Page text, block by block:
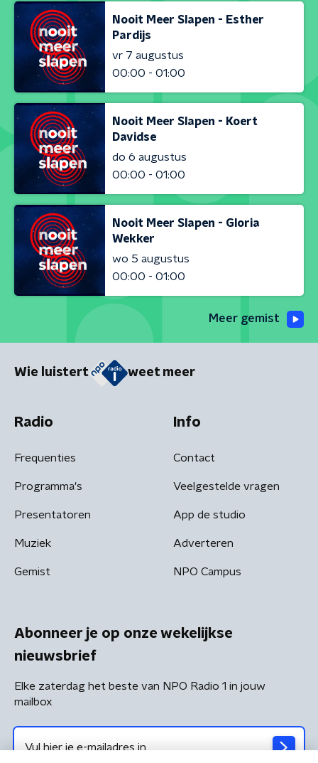
Nooit Meer Slapen - Esther
Pardijs
vr 7 augustus
00:00 - 01:00
Nooit Meer Slapen - Koert
Davidse
do 6 augustus
00:00 - 01:00
Nooit Meer Slapen - Gloria
Wekker
wo 5 augustus
00:00 - 01:00
Meer gemist
Wie luistert weet meer
Radio
Frequenties
Programma's
Presentatoren
Muziek
Gemist
Info
Contact
Veelgestelde vragen
App de studio
Adverteren
NPO Campus
Abonneer je op onze wekelijkse
nieuwsbrief
Elke zaterdag het beste van NPO Radio 1 in jouw
mailbox